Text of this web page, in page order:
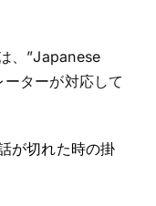
、”Japanese
ターが対応して
が切れた時の掛